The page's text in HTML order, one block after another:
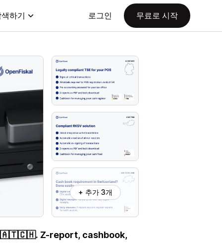
하기 로그인 무료로 시작
+ 추가 3개
Z-report, cashbook,